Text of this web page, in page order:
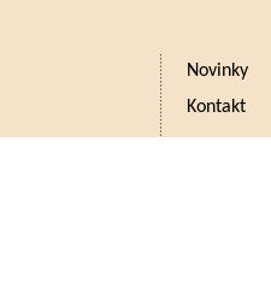
Novinky
Kontakt